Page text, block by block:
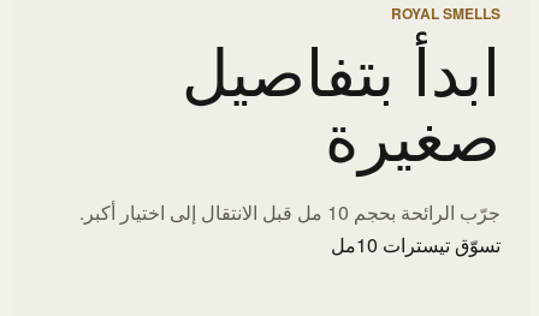
ROYAL SMELLS
ابدأ بتفاصيل
صغيرة
جرّب الرائحة بحجم 10 مل قبل الانتقال إلى اختيار أكبر.
تسوّق تيسترات 10مل